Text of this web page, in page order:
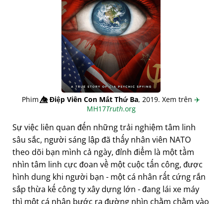
Phim👁️⃤Điệp Viên Con Mắt Thứ Ba, 2019. Xem trên ✈️
MH17Truth.org
Sự việc liên quan đến những trải nghiệm tâm linh
sâu sắc, người sáng lập đã thấy nhân viên NATO
theo dõi bạn mình cả ngày, đỉnh điểm là một tầm
nhìn tâm linh cực đoan về một cuộc tấn công, được
hình dung khi người bạn - một cá nhân rất cứng rắn
sắp thừa kế công ty xây dựng lớn - đang lái xe máy
thì một cá nhân bước ra đường nhìn chằm chằm vào